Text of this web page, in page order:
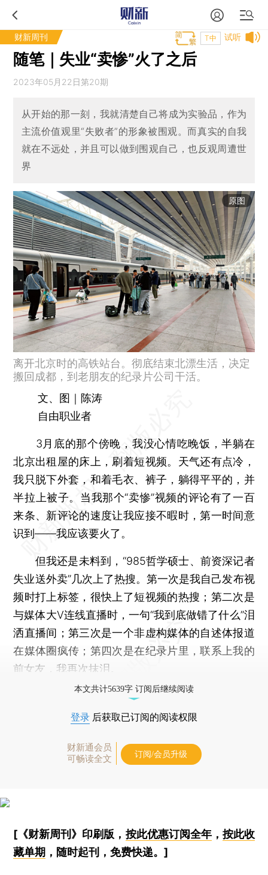
财新周刊 试听
T中
随笔｜失业“卖惨”火了之后
2023年05月22日第20期
从开始的那一刻，我就清楚自己将成为实验品，作为
主流价值观里“失败者”的形象被围观。而真实的自我
就在不远处，并且可以做到围观自己，也反观周遭世
界
原图
离开北京时的高铁站台。彻底结束北漂生活，决定
搬回成都，到老朋友的纪录片公司干活。
文、图｜陈涛
自由职业者
3月底的那个傍晚，我没心情吃晚饭，半躺在
北京出租屋的床上，刷着短视频。天气还有点冷，
我只脱下外套，和着毛衣、裤子，躺得平平的，并
半拉上被子。当我那个“卖惨”视频的评论有了一百
来条、新评论的速度让我应接不暇时，第一时间意
识到——我应该要火了。
但我还是未料到，“985哲学硕士、前资深记者
失业送外卖”几次上了热搜。第一次是我自己发布视
频时打上标签，很快上了短视频的热搜；第二次是
与媒体大V连线直播时，一句“我到底做错了什么”泪
洒直播间；第三次是一个非虚构媒体的自述体报道
在媒体圈疯传；第四次是在纪录片里，联系上我的
前女友，我再次抹泪。
本文共计5639字 订阅后继续阅读
登录 后获取已订阅的阅读权限
财新通会员
可畅读全文
订阅/会员升级
[《财新周刊》印刷版， 按此优惠订阅全年， 按此收
藏单期 ，随时起刊，免费快递。]